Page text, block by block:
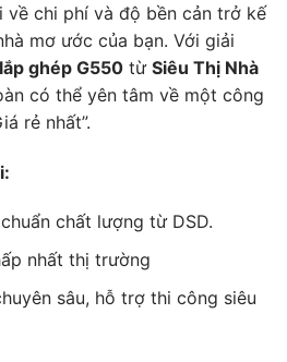
về chi phí và độ bền cản trở kế
mơ ước của bạn. Với giải
ghép G550 từ Siêu Thị Nhà
có thể yên tâm về một công
rẻ nhất”.
chất lượng từ DSD.
nhất thị trường
sâu, hỗ trợ thi công siêu